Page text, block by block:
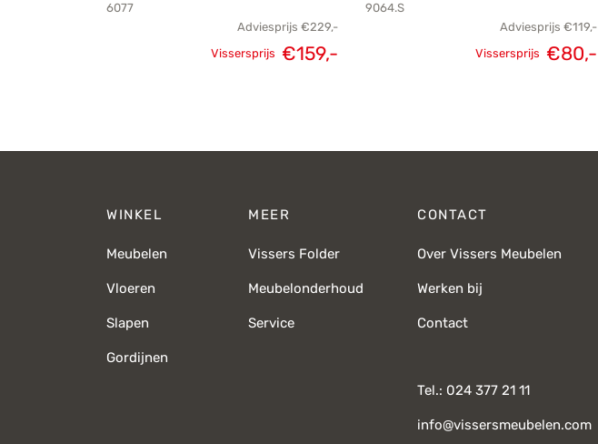
6077
Adviesprijs €229,-
Vissersprijs €159,-
9064.S
Adviesprijs €119,-
Vissersprijs €80,-
WINKEL
Meubelen
Vloeren
Slapen
Gordijnen
MEER
Vissers Folder
Meubelonderhoud
Service
CONTACT
Over Vissers Meubelen
Werken bij
Contact
Tel.: 024 377 21 11
info@vissersmeubelen.com